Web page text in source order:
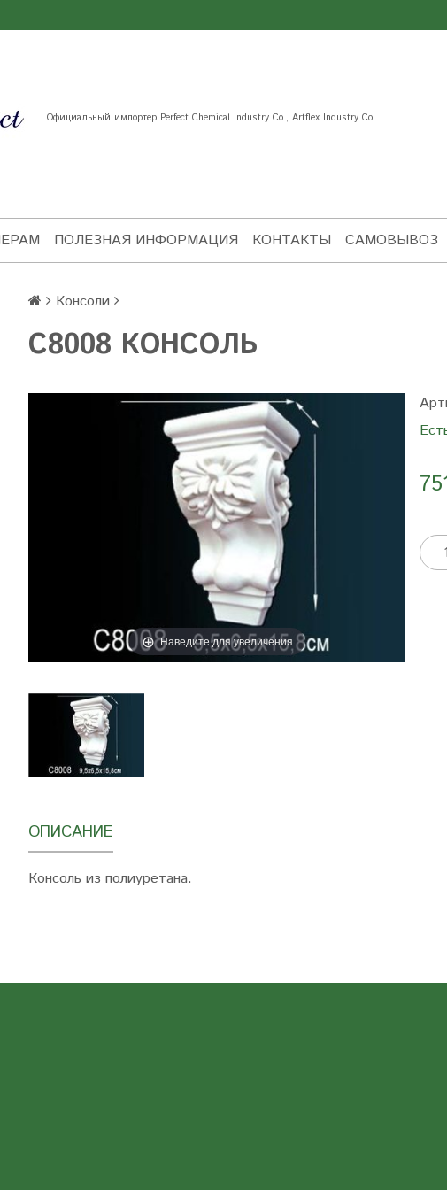
Официальный импортер Perfect Chemical Industry Co., Artflex Industry Co.
ПОЛЕЗНАЯ ИНФОРМАЦИЯ КОНТАКТЫ САМОВЫВОЗ
Консоли
C8008 КОНСОЛЬ
Наведите для увеличения
ОПИСАНИЕ
Консоль из полиуретана.